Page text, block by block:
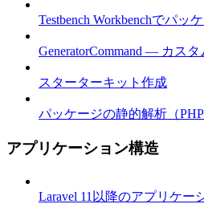
Testbench Workbenchでパッ
GeneratorCommand — カス
スターターキット作成
パッケージの静的解析（
アプリケーション構造
Laravel 11以降のアプリケー